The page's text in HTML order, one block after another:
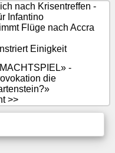
nach Krisentreffen -
Infantino
Flüge nach Accra
Einigkeit
-
die
>>